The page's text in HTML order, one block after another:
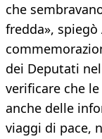
che
fredda»,
dei Deputati
verificare che
anche delle
viaggi di pace,